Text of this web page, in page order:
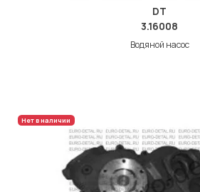
DT
3.16008
Водяной насос
Нет в наличии